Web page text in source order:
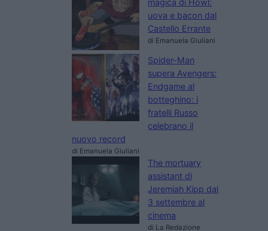
magica di Howl:
uova e bacon dal
Castello Errante
di Emanuela Giuliani
Spider-Man
supera Avengers:
Endgame al
botteghino: i
fratelli Russo
celebrano il
nuovo record
di Emanuela Giuliani
The mortuary
assistant di
Jeremiah Kipp dal
3 settembre al
cinema
di La Redazione